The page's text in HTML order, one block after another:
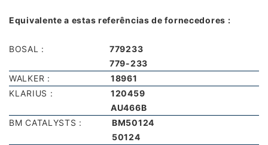
Equivalente a estas referências de fornecedores :
BOSAL :
779233
779-233
WALKER :
18961
KLARIUS :
120459
AU466B
BM CATALYSTS :
BM50124
50124